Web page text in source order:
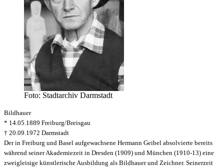
Foto: Stadtarchiv Darmstadt
Bildhauer
* 14.05.1889 Freiburg/Breisgau
† 20.09.1972 Darmstadt
Der in Freiburg und Basel aufgewachsene Hermann Geibel absolvierte bereits
während seiner Akademiezeit in Dresden (1909) und München (1910-13) eine
zweigleisige künstlerische Ausbildung als Bildhauer und Zeichner. Seinerzeit